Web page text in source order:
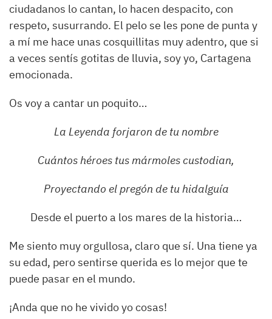
ciudadanos lo cantan, lo hacen despacito, con
respeto, susurrando. El pelo se les pone de punta y
a mí me hace unas cosquillitas muy adentro, que si
a veces sentís gotitas de lluvia, soy yo, Cartagena
emocionada.
Os voy a cantar un poquito…
La Leyenda forjaron de tu nombre
Cuántos héroes tus mármoles custodian,
Proyectando el pregón de tu hidalguía
Desde el puerto a los mares de la historia…
Me siento muy orgullosa, claro que sí. Una tiene ya
su edad, pero sentirse querida es lo mejor que te
puede pasar en el mundo.
¡Anda que no he vivido yo cosas!